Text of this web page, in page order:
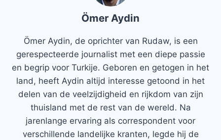
Ömer Aydin
Ömer Aydin, de oprichter van Rudaw, is een
gerespecteerde journalist met een diepe passie
en begrip voor Turkije. Geboren en getogen in het
land, heeft Aydin altijd interesse getoond in het
delen van de veelzijdigheid en rijkdom van zijn
thuisland met de rest van de wereld. Na
jarenlange ervaring als correspondent voor
verschillende landelijke kranten, legde hij de